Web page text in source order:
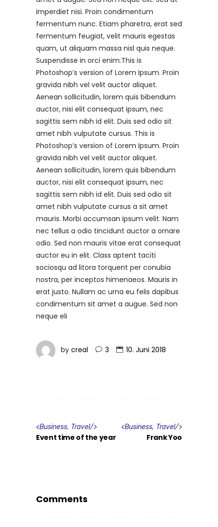
imperdiet nisi. Proin condimentum
fermentum nunc. Etiam pharetra, erat sed
fermentum feugiat, velit mauris egestas
quam, ut aliquam massa nisl quis neque.
Suspendisse in orci enim.This is
Photoshop’s version of Lorem Ipsum. Proin
gravida nibh vel velit auctor aliquet.
Aenean sollicitudin, lorem quis bibendum
auctor, nisi elit consequat ipsum, nec
sagittis sem nibh id elit. Duis sed odio sit
amet nibh vulputate cursus. This is
Photoshop’s version of Lorem Ipsum. Proin
gravida nibh vel velit auctor aliquet.
Aenean sollicitudin, lorem quis bibendum
auctor, nisi elit consequat ipsum, nec
sagittis sem nibh id elit. Duis sed odio sit
amet nibh vulputate cursus a sit amet
mauris. Morbi accumsan ipsum velit. Nam
nec tellus a odio tincidunt auctor a ornare
odio. Sed non mauris vitae erat consequat
auctor eu in elit. Class aptent taciti
sociosqu ad litora torquent per conubia
nostra, per inceptos himenaeos. Mauris in
erat justo. Nullam ac urna eu felis dapibus
condimentum sit amet a augue. Sed non
neque eli
by creal 3 10. Juni 2018
<Business, Travel/>
Event time of the year
<Business, Travel/>
Frank Yoo
Comments